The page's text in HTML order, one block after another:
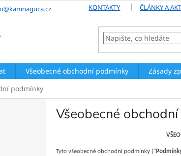
KONTAKTY ČLÁNKY A
Všeobecné obchodní podmínky Zásady
podmínky
Všeobecné
Tyto všeobecné obchodní podmínky (“